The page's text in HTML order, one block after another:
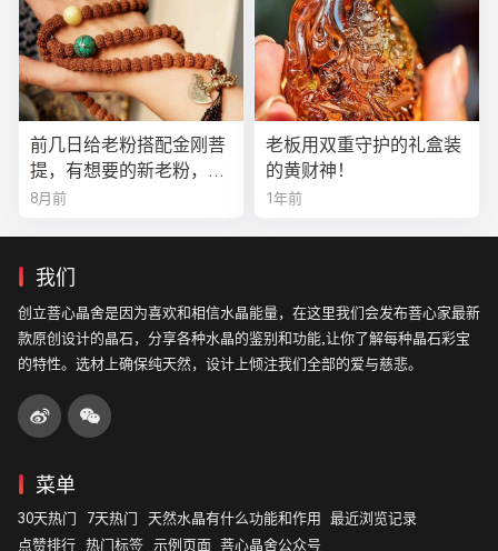
前几日给老粉搭配金刚菩
提，有想要的新老粉，都
可以来排队
8月前
老板用双重守护的礼盒装
的黄财神！
1年前
我们
创立菩心晶舍是因为喜欢和相信水晶能量，在这里我们会发布菩心家最新
款原创设计的晶石，分享各种水晶的鉴别和功能,让你了解每种晶石彩宝
的特性。选材上确保纯天然，设计上倾注我们全部的爱与慈悲。
菜单
30天热门 7天热门 天然水晶有什么功能和作用
最近浏览记录
点赞排行 热门标签 示例页面 菩心晶舍公众号